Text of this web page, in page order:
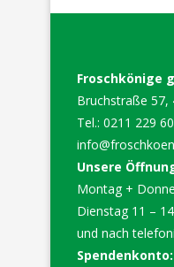
Froschkönige
Bruchstraße 57,
Tel.: 0211 229
Unsere
Montag +
Dienstag 11 –
und nach
Spendenkonto: